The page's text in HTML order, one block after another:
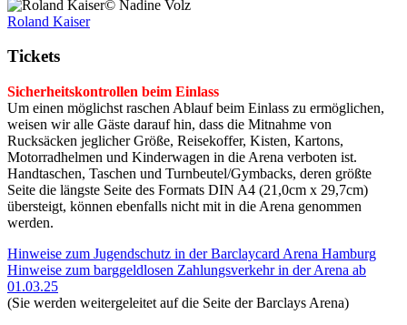
© Nadine Volz
Roland Kaiser
Tickets
Sicherheitskontrollen beim Einlass
Um einen möglichst raschen Ablauf beim Einlass zu ermöglichen,
weisen wir alle Gäste darauf hin, dass die Mitnahme von
Rucksäcken jeglicher Größe, Reisekoffer, Kisten, Kartons,
Motorradhelmen und Kinderwagen in die Arena verboten ist.
Handtaschen, Taschen und Turnbeutel/Gymbacks, deren größte
Seite die längste Seite des Formats DIN A4 (21,0cm x 29,7cm)
übersteigt, können ebenfalls nicht mit in die Arena genommen
werden.
Hinweise zum Jugendschutz in der Barclaycard Arena Hamburg
Hinweise zum barggeldlosen Zahlungsverkehr in der Arena ab
01.03.25
(Sie werden weitergeleitet auf die Seite der Barclays Arena)